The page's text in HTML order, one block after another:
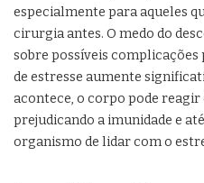
especialmente para aqueles
cirurgia antes. O medo do
sobre possíveis complicações
de estresse aumente
acontece, o corpo pode
prejudicando a imunidade e
organismo de lidar com o